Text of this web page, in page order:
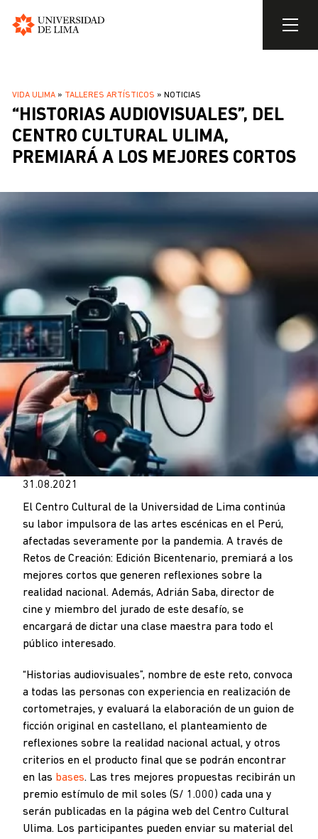
contenido
principal
SOBRESCRIBIR
ENLACES
DE
AYUDA
LA
NAVEGACIÓN
VIDA ULIMA TALLERES ARTÍSTICOS NOTICIAS
“HISTORIAS AUDIOVISUALES”, DEL
CENTRO CULTURAL ULIMA,
PREMIARÁ A LOS MEJORES CORTOS
31.08.2021
El Centro Cultural de la Universidad de Lima continúa
su labor impulsora de las artes escénicas en el Perú,
afectadas severamente por la pandemia. A través de
Retos de Creación: Edición Bicentenario, premiará a los
mejores cortos que generen reflexiones sobre la
realidad nacional. Además, Adrián Saba, director de
cine y miembro del jurado de este desafío, se
encargará de dictar una clase maestra para todo el
público interesado.
“Historias audiovisuales”, nombre de este reto, convoca
a todas las personas con experiencia en realización de
cortometrajes, y evaluará la elaboración de un guion de
ficción original en castellano, el planteamiento de
reflexiones sobre la realidad nacional actual, y otros
criterios en el producto final que se podrán encontrar
en las bases. Las tres mejores propuestas recibirán un
premio estímulo de mil soles (S/ 1.000) cada una y
serán publicadas en la página web del Centro Cultural
Ulima. Los participantes pueden enviar su material del